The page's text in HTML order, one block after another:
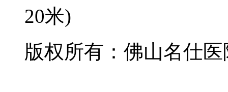
20米)
版权所有：佛山名仕